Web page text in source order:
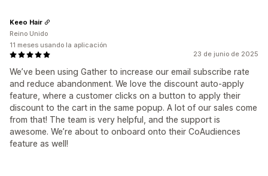
23 de junio de 2025
We’ve been using Gather to increase our email subscribe rate
and reduce abandonment. We love the discount auto-apply
feature, where a customer clicks on a button to apply their
discount to the cart in the same popup. A lot of our sales come
from that! The team is very helpful, and the support is
awesome. We’re about to onboard onto their CoAudiences
feature as well!
Keeo Hair
Reino Unido
11 meses usando la aplicación